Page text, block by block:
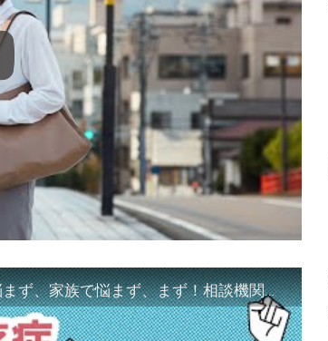
「ギャンブル等依存症対策啓発動画 ～一人で悩まず、家族で悩まず、まず！相談機関へ～」